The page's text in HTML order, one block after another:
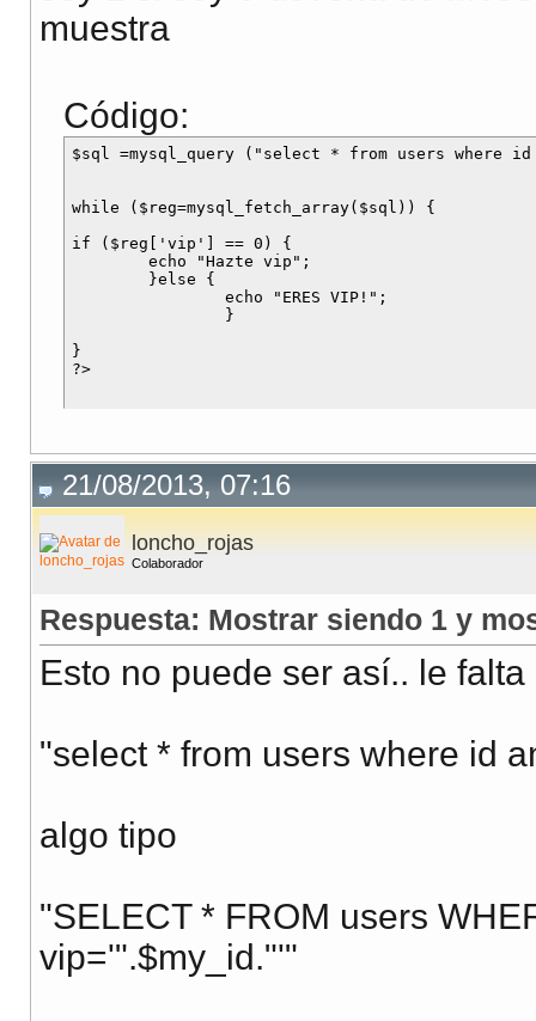
muestra
Código:
$sql =mysql_query ("select * from users where
while ($reg=mysql_fetch_array($sql)) {
if ($reg['vip'] == 0) {
}
21/08/2013, 07:16
loncho_rojas
Colaborador
Respuesta: Mostrar siendo 1 y
Esto no puede ser así.. le
"select * from users where id
algo tipo
"SELECT * FROM users
vip='".$my_id."'"